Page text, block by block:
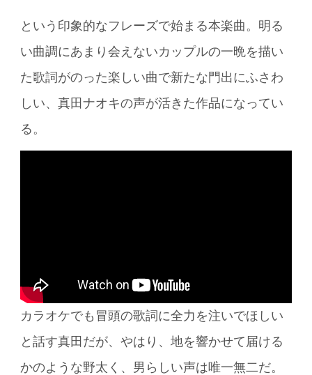
という印象的なフレーズで始まる本楽曲。明る
い曲調にあまり会えないカップルの一晩を描い
た歌詞がのった楽しい曲で新たな門出にふさわ
しい、真田ナオキの声が活きた作品になってい
る。
カラオケでも冒頭の歌詞に全力を注いでほしい
と話す真田だが、やはり、地を響かせて届ける
かのような野太く、男らしい声は唯一無二だ。